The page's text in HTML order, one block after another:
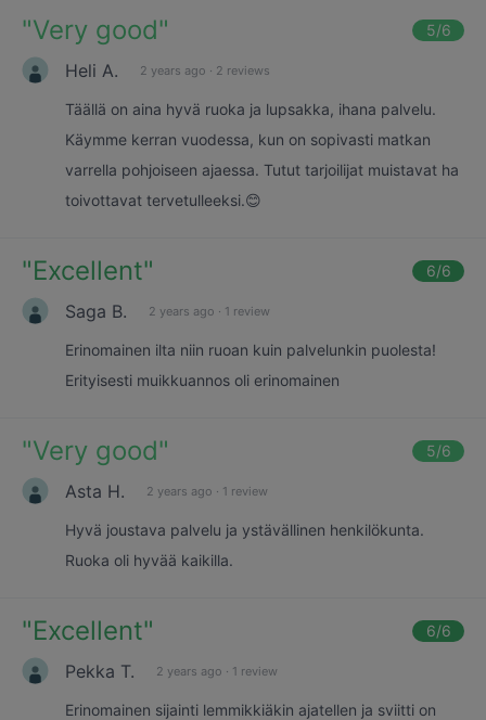
"Very good" 5/6
Heli A. 2 years ago · 2 reviews
Täällä on aina hyvä ruoka ja lupsakka, ihana palvelu.
Käymme kerran vuodessa, kun on sopivasti matkan
varrella pohjoiseen ajaessa. Tutut tarjoilijat muistavat ha
toivottavat tervetulleeksi.😊
"Excellent" 6/6
Saga B. 2 years ago · 1 review
Erinomainen ilta niin ruoan kuin palvelunkin puolesta!
Erityisesti muikkuannos oli erinomainen
"Very good" 5/6
Asta H. 2 years ago · 1 review
Hyvä joustava palvelu ja ystävällinen henkilökunta.
Ruoka oli hyvää kaikilla.
"Excellent" 6/6
Pekka T. 2 years ago · 1 review
Erinomainen sijainti lemmikkiäkin ajatellen ja sviitti on